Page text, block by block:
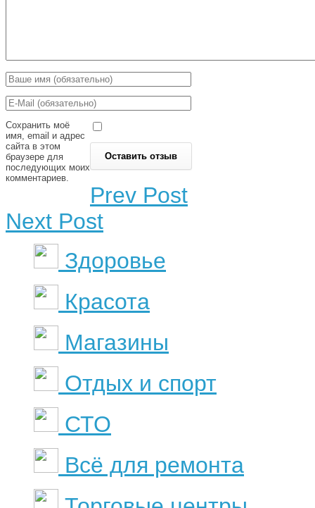
Сохранить моё
имя, email и адрес
сайта в этом
браузере для
последующих моих
комментариев.
Prev Post
Next Post
Здоровье
Красота
Магазины
Отдых и спорт
СТО
Всё для ремонта